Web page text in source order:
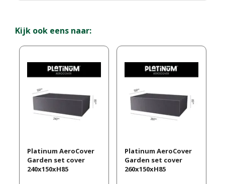
Kijk ook eens naar:
Platinum AeroCover
Garden set cover
240x150xH85
Platinum AeroCover
Garden set cover
260x150xH85